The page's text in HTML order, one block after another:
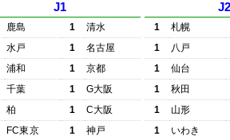
J1
鹿島 1
清水
水戸 1
名古屋
浦和 1
京都
千葉 1
G大阪
柏 1
C大阪
FC東京 1
神戸
1
札幌
1
八戸
1
仙台
1
秋田
1
山形
1
いわき